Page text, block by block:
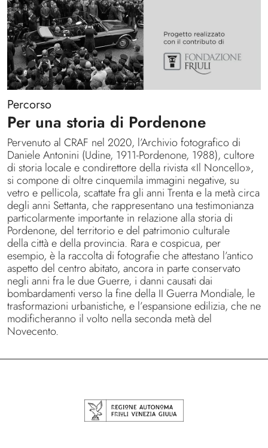
Percorso
Per una storia di Pordenone
Pervenuto al CRAF nel 2020, l’Archivio fotografico di
Daniele Antonini (Udine, 1911-Pordenone, 1988), cultore
di storia locale e condirettore della rivista «Il Noncello»,
si compone di oltre cinquemila immagini negative, su
vetro e pellicola, scattate fra gli anni Trenta e la metà circa
degli anni Settanta, che rappresentano una testimonianza
particolarmente importante in relazione alla storia di
Pordenone, del territorio e del patrimonio culturale
della città e della provincia. Rara e cospicua, per
esempio, è la raccolta di fotografie che attestano l’antico
aspetto del centro abitato, ancora in parte conservato
negli anni fra le due Guerre, i danni causati dai
bombardamenti verso la fine della II Guerra Mondiale, le
trasformazioni urbanistiche, e l’espansione edilizia, che ne
modificheranno il volto nella seconda metà del
Novecento.